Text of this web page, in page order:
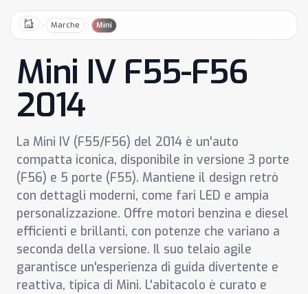
HomeMarche Mini
Mini IV F55-F56
2014
La Mini IV (F55/F56) del 2014 è un'auto
compatta iconica, disponibile in versione 3 porte
(F56) e 5 porte (F55). Mantiene il design retrò
con dettagli moderni, come fari LED e ampia
personalizzazione. Offre motori benzina e diesel
efficienti e brillanti, con potenze che variano a
seconda della versione. Il suo telaio agile
garantisce un'esperienza di guida divertente e
reattiva, tipica di Mini. L'abitacolo è curato e